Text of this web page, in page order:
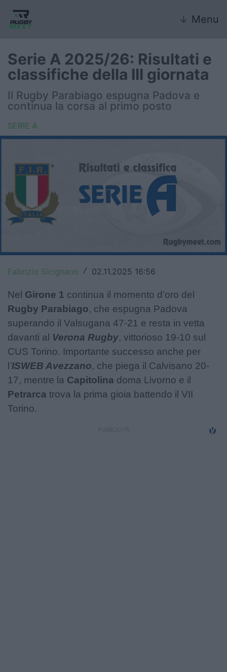
↓ Menu
Nazionali giovanili
Rugby Sevens
Internazionale
6 Nazioni
United Rugby Championship
Challenge Cup
World Rugby
Rugby World Cup
Super Rugby
Rugby in TV
Serie A 2025/26: Risultati e
classifiche della III giornata
Il Rugby Parabiago espugna Padova e
continua la corsa al primo posto
SERIE A
Fabrizio Sicignano / 02.11.2025 16:56
Nel Girone 1 continua il momento d’oro del
Rugby Parabiago, che espugna Padova
superando il Valsugana 47-21 e resta in vetta
davanti al Verona Rugby, vittorioso 19-10 sul
CUS Torino. Importante successo anche per
l’ISWEB Avezzano, che piega il Calvisano 20-
17, mentre la Capitolina doma Livorno e il
Petrarca trova la prima gioia battendo il VII
Torino.